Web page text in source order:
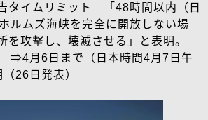
タイムリミット 「48時間以内（日
ルムズ海峡を完全に開放しない場
を攻撃し、壊滅させる」と表明。
月6日まで（日本時間4月7日午
26日発表）